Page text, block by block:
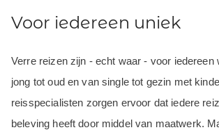
Voor iedereen uniek
Verre reizen zijn - echt waar - voor iedereen
jong tot oud en van single tot gezin met
reisspecialisten zorgen ervoor dat iedere
beleving heeft door middel van maatwerk.